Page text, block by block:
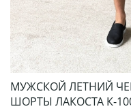
МУЖСКОЙ ЛЕТНИЙ
ШОРТЫ ЛАКОСТА К-